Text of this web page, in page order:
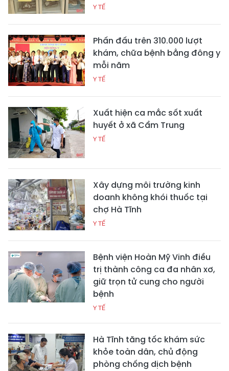
Y TẾ
Phấn đấu trên 310.000 lượt
khám, chữa bệnh bằng đông y
mỗi năm
Y TẾ
Xuất hiện ca mắc sốt xuất
huyết ở xã Cẩm Trung
Y TẾ
Xây dựng môi trường kinh
doanh không khói thuốc tại
chợ Hà Tĩnh
Y TẾ
Bệnh viện Hoàn Mỹ Vinh điều
trị thành công ca đa nhân xơ,
giữ trọn tử cung cho người
bệnh
Y TẾ
Hà Tĩnh tăng tốc khám sức
khỏe toàn dân, chủ động
phòng chống dịch bệnh